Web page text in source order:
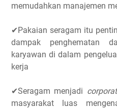
memudahkan manajemen
✔Pakaian seragam itu
dampak penghematan
karyawan di dalam
kerja
✔Seragam menjadi
masyarakat luas